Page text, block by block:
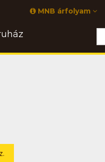
MNB árfolyam